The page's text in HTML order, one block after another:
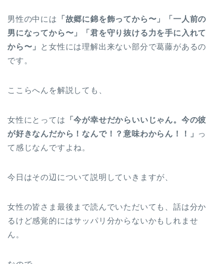
男性の中には
「故郷に錦を飾ってから〜」「一人前の
男になってから〜」「君を守り抜ける力を手に入れて
から〜」
と女性には理解出来ない部分で葛藤があるの
です。
ここらへんを解説しても、
女性にとっては 「今が幸せだからいいじゃん。今の彼
が好きなんだから！なんで！？意味わからん！！」 っ
て感じなんですよね。
今日はその辺について説明していきますが、
女性の皆さま最後まで読んでいただいても、話は分か
るけど感覚的にはサッパリ分からないかもしれませ
ん。